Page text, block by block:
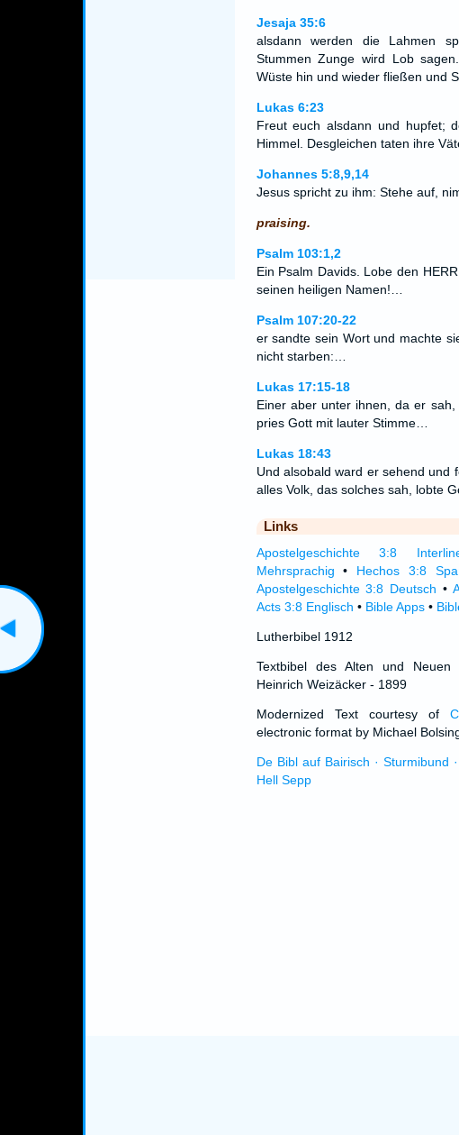
Jesaja 35:6
alsdann werden die Lahmen
Stummen Zunge wird Lob
Wüste hin und wieder fließen und
Lukas 6:23
Freut euch alsdann und hupfet;
Himmel. Desgleichen taten ihre
Johannes 5:8,9,14
Jesus spricht zu ihm: Stehe auf,
praising.
Psalm 103:1,2
Ein Psalm Davids. Lobe den
seinen heiligen Namen!…
Psalm 107:20-22
er sandte sein Wort und machte
nicht starben:…
Lukas 17:15-18
Einer aber unter ihnen, da er
pries Gott mit lauter Stimme…
Lukas 18:43
Und alsobald ward er sehend und
alles Volk, das solches sah, lobte
Links
Apostelgeschichte 3:8
Mehrsprachig • Hechos 3:8
Apostelgeschichte 3:8 Deutsch •
Acts 3:8 Englisch • Bible Apps•
Lutherbibel 1912
Textbibel des Alten und Neuen
Heinrich Weizäcker - 1899
Modernized Text courtesy of
electronic format by Michael
De Bibl auf Bairisch · Sturmibund
Hell Sepp